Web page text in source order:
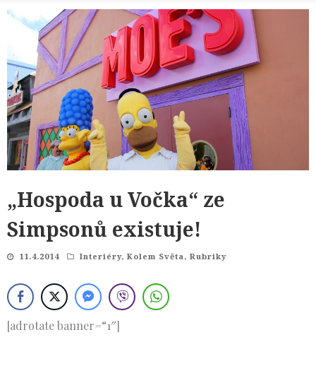
„Hospoda u Vočka“ ze
Simpsonů existuje!
11.4.2014 Interiéry, Kolem Světa, Rubriky
[adrotate banner=“1″]